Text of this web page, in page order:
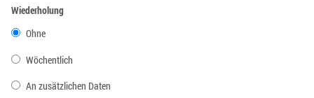
Wiederholung
Ohne
Wöchentlich
An zusätzlichen Daten